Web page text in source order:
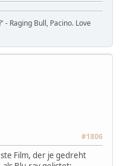
- Raging Bull, Pacino. Love
#1806
Film, der je gedreht